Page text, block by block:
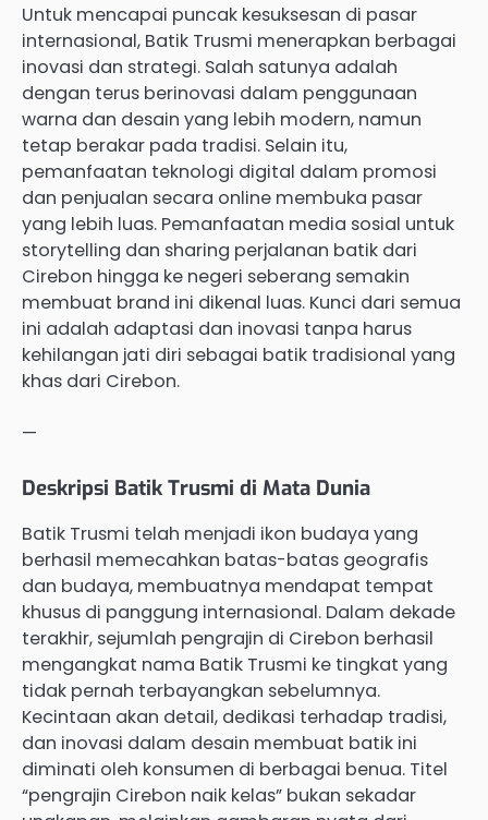
Untuk mencapai puncak kesuksesan di pasar
internasional, Batik Trusmi menerapkan berbagai
inovasi dan strategi. Salah satunya adalah
dengan terus berinovasi dalam penggunaan
warna dan desain yang lebih modern, namun
tetap berakar pada tradisi. Selain itu,
pemanfaatan teknologi digital dalam promosi
dan penjualan secara online membuka pasar
yang lebih luas. Pemanfaatan media sosial untuk
storytelling dan sharing perjalanan batik dari
Cirebon hingga ke negeri seberang semakin
membuat brand ini dikenal luas. Kunci dari semua
ini adalah adaptasi dan inovasi tanpa harus
kehilangan jati diri sebagai batik tradisional yang
khas dari Cirebon.
—
Deskripsi Batik Trusmi di Mata Dunia
Batik Trusmi telah menjadi ikon budaya yang
berhasil memecahkan batas-batas geografis
dan budaya, membuatnya mendapat tempat
khusus di panggung internasional. Dalam dekade
terakhir, sejumlah pengrajin di Cirebon berhasil
mengangkat nama Batik Trusmi ke tingkat yang
tidak pernah terbayangkan sebelumnya.
Kecintaan akan detail, dedikasi terhadap tradisi,
dan inovasi dalam desain membuat batik ini
diminati oleh konsumen di berbagai benua. Titel
“pengrajin Cirebon naik kelas” bukan sekadar